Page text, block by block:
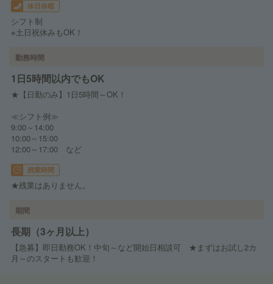
休日休暇
シフト制
※土日祝休みもOK！
勤務時間
1日5時間以内でもOK
★【日勤のみ】1日5時間～OK！
≪シフト例≫
9:00～14:00
10:00～15:00
12:00～17:00 など
残業時間
★残業はありません。
期間
長期（3ヶ月以上）
【急募】即日勤務OK！中旬～など開始日相談可 ★まずはお試し2カ
月～のスタートも歓迎！